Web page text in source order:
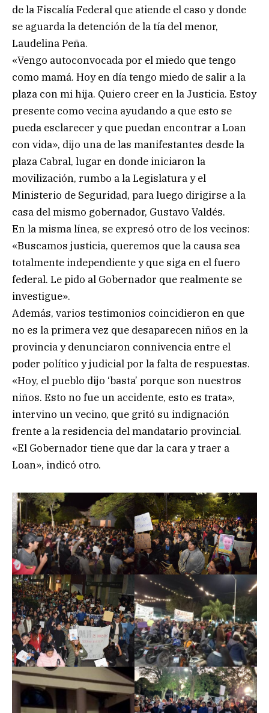
de la Fiscalía Federal que atiende el caso y donde
se aguarda la detención de la tía del menor,
Laudelina Peña.
«Vengo autoconvocada por el miedo que tengo
como mamá. Hoy en día tengo miedo de salir a la
plaza con mi hija. Quiero creer en la Justicia. Estoy
presente como vecina ayudando a que esto se
pueda esclarecer y que puedan encontrar a Loan
con vida», dijo una de las manifestantes desde la
plaza Cabral, lugar en donde iniciaron la
movilización, rumbo a la Legislatura y el
Ministerio de Seguridad, para luego dirigirse a la
casa del mismo gobernador, Gustavo Valdés.
En la misma línea, se expresó otro de los vecinos:
«Buscamos justicia, queremos que la causa sea
totalmente independiente y que siga en el fuero
federal. Le pido al Gobernador que realmente se
investigue».
Además, varios testimonios coincidieron en que
no es la primera vez que desaparecen niños en la
provincia y denunciaron connivencia entre el
poder político y judicial por la falta de respuestas.
«Hoy, el pueblo dijo ‘basta’ porque son nuestros
niños. Esto no fue un accidente, esto es trata»,
intervino un vecino, que gritó su indignación
frente a la residencia del mandatario provincial.
«El Gobernador tiene que dar la cara y traer a
Loan», indicó otro.